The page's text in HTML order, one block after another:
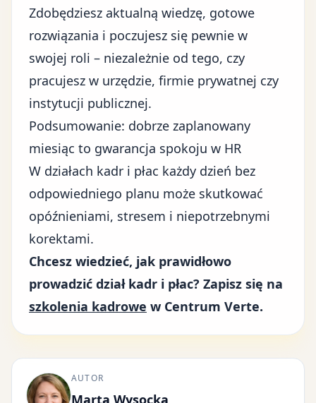
Zdobędziesz aktualną wiedzę, gotowe
rozwiązania i poczujesz się pewnie w
swojej roli – niezależnie od tego, czy
pracujesz w urzędzie, firmie prywatnej czy
instytucji publicznej.
Podsumowanie: dobrze zaplanowany
miesiąc to gwarancja spokoju w HR
W działach kadr i płac każdy dzień bez
odpowiedniego planu może skutkować
opóźnieniami, stresem i niepotrzebnymi
korektami.
Chcesz wiedzieć, jak prawidłowo
prowadzić dział kadr i płac? Zapisz się na
szkolenia kadrowe w Centrum Verte.
AUTOR
Marta Wysocka